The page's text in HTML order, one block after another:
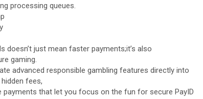
processing queues.
doesn’t just mean faster payments;it’s also
gaming.
advanced responsible gambling features directly into
fees,
that let you focus on the fun for secure PayID